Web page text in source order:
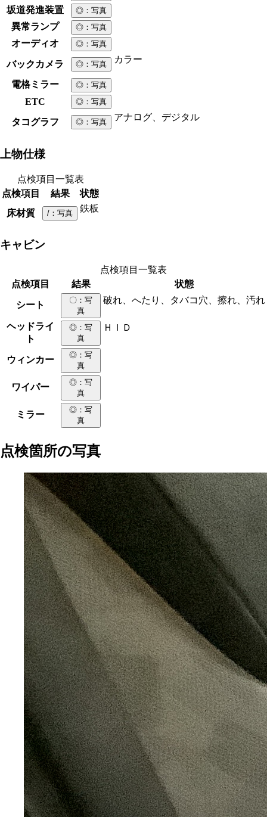
坂道発進装置 ◎ ：写真
異常ランプ ◎ ：写真
オーディオ ◎ ：写真
バックカメラ ◎ ：写真 カラー
電格ミラー ◎ ：写真
ETC ◎ ：写真
タコグラフ ◎ ：写真 アナログ、デジタル
上物仕様
点検項目一覧表
点検項目
結果
状態
床材質
/ ：写真 鉄板
キャビン
点検項目一覧表
点検項目
結果 状態
シート 〇 ：写
真
破れ、へたり、タバコ穴、擦れ、汚れ
ヘッドライ
ト
◎ ：写
真
ＨＩＤ
ウィンカー ◎ ：写
真
ワイパー ◎ ：写
真
ミラー ◎ ：写
真
点検箇所の写真